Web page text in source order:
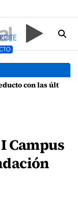
calidad de las aguas para el baño"
Campus